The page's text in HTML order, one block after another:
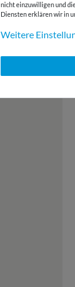
nicht einzuwilligen und
Diensten erklären wir in
Weitere